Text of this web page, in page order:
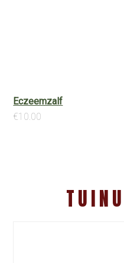
Eczeemzalf
€10.00